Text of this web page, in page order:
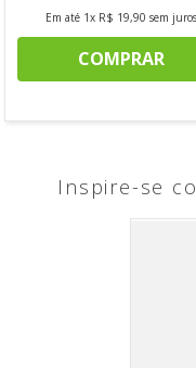
Em até 1x R$ 19,90 sem juros
COMPRAR
Inspire-se